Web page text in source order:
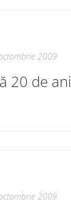
2009
20 de ani
2009